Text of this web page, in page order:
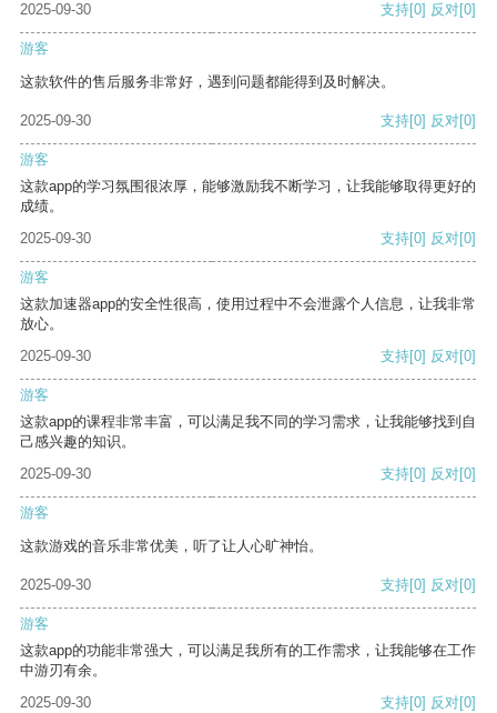
2025-09-30
支持[0] 反对[0]
游客
这款软件的售后服务非常好，遇到问题都能得到及时解决。
2025-09-30 支持[0] 反对[0]
游客
这款app的学习氛围很浓厚，能够激励我不断学习，让我能够取得更好的
成绩。
2025-09-30
支持[0] 反对[0]
游客
这款加速器app的安全性很高，使用过程中不会泄露个人信息，让我非常
放心。
2025-09-30
支持[0] 反对[0]
游客
这款app的课程非常丰富，可以满足我不同的学习需求，让我能够找到自
己感兴趣的知识。
2025-09-30
支持[0] 反对[0]
游客
这款游戏的音乐非常优美，听了让人心旷神怡。
2025-09-30 支持[0] 反对[0]
游客
这款app的功能非常强大，可以满足我所有的工作需求，让我能够在工作
中游刃有余。
2025-09-30
支持[0] 反对[0]